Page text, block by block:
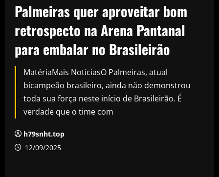
Palmeiras quer aproveitar bom
retrospecto na Arena Pantanal
para embalar no Brasileirão
MatériaMais NotíciasO Palmeiras, atual
bicampeão brasileiro, ainda não demonstrou
toda sua força neste início de Brasileirão. É
verdade que o time com
h79snht.top
12/09/2025